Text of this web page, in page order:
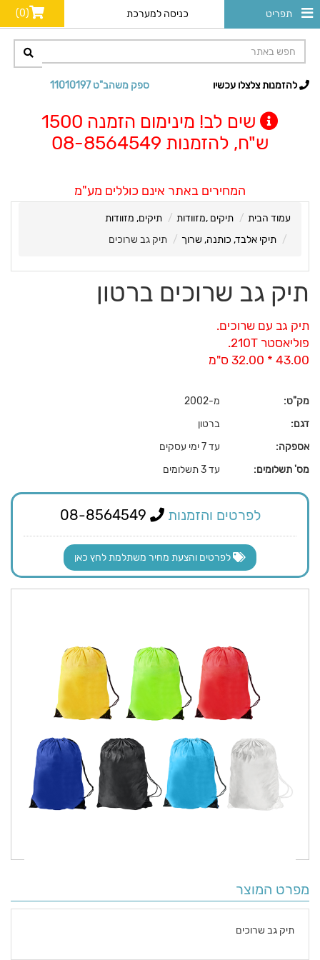
תפריט כניסה למערכת (0)
ספק משהב"ט 11010197 להזמנות צלצלו עכשיו
שים לב! מינימום הזמנה 1500
ש"ח, להזמנות 08-8564549
המחירים באתר אינם כוללים מע"מ
עמוד הבית תיקים ,מזוודות
תיקים, מזוודות
תיקי אלבד, כותנה, שרוך
תיק גב שרוכים
תיק גב שרוכים ברטון
תיק גב עם שרוכים.
פוליאסטר 210T.
43.00 * 32.00 ס"מ
מק"ט:
מ-2002
דגם:
ברטון
אספקה:
עד 7 ימי עסקים
מס' תשלומים:
עד 3 תשלומים
לפרטים והזמנות
לפרטים והצעת מחיר משתלמת לחץ כאן
מפרט המוצר
תיק גב שרוכים